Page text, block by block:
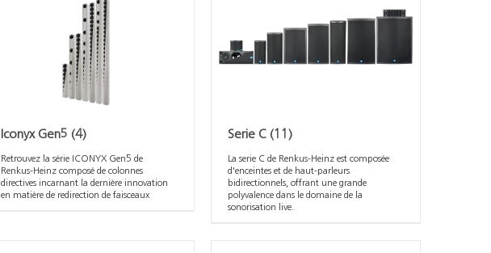
Iconyx Gen5 (4)
Retrouvez la série ICONYX Gen5 de
Renkus-Heinz composé de colonnes
directives incarnant la dernière innovation
en matière de redirection de faisceaux
Serie C (11)
La serie C de Renkus-Heinz est composée
d'enceintes et de haut-parleurs
bidirectionnels, offrant une grande
polyvalence dans le domaine de la
sonorisation live.